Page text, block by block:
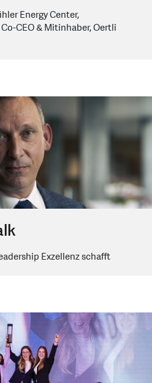
Energy Center,
Co-CEO & Mitinhaber, Oertli
Exzellenz schafft